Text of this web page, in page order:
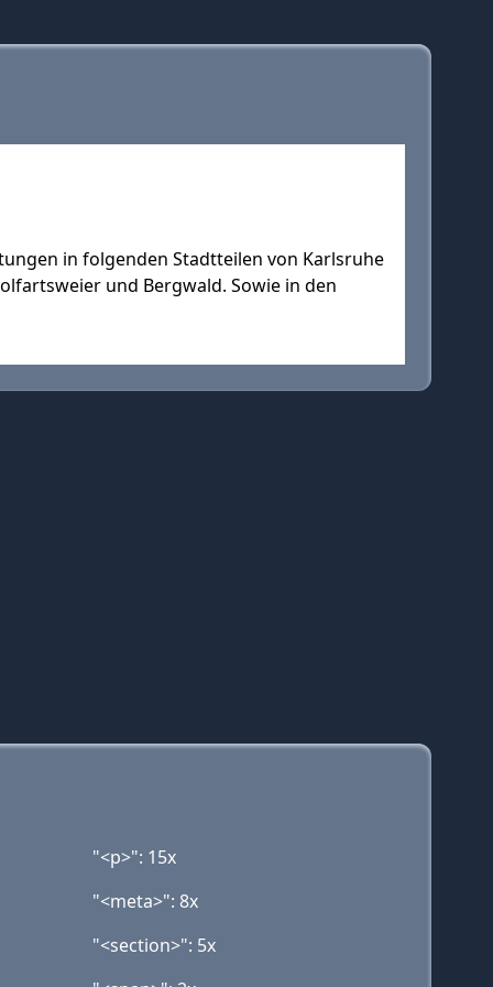
in folgenden Stadtteilen von Karlsruhe
und Bergwald. Sowie in den
"<p>": 15x
"<meta>": 8x
"<section>": 5x